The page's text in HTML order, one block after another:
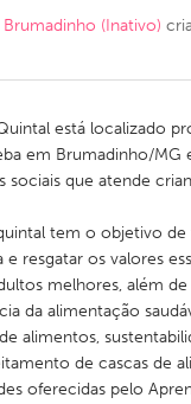
Kingston
New Glasgow
Toronto
Brumadinho (Inativo)
está localizado
em Brumadinho/MG
sociais que atende
tem o objetivo de
resgatar os valores
melhores, além
da alimentação
alimentos,
de cascas de
oferecidas pelo